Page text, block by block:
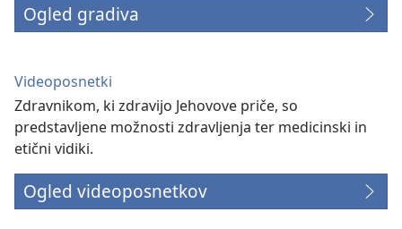
Ogled gradiva
Videoposnetki
Zdravnikom, ki zdravijo Jehovove priče, so
predstavljene možnosti zdravljenja ter medicinski in
etični vidiki.
Ogled videoposnetkov